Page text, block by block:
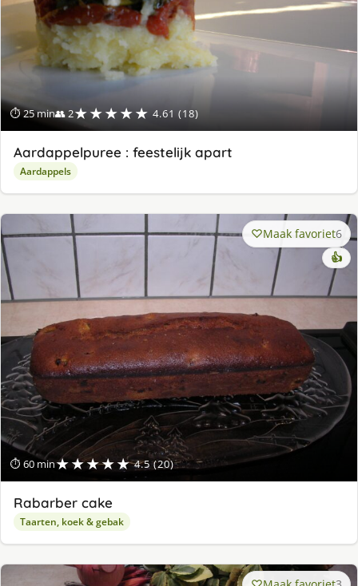
⏱ 25 min👥 2★★★★★ 4.61 (18)
Aardappelpuree : feestelijk apart
Aardappels
⏱ 60 min★★★★★ 4.5 (20)
Maak favoriet6
👍
Rabarber cake
Taarten, koek & gebak